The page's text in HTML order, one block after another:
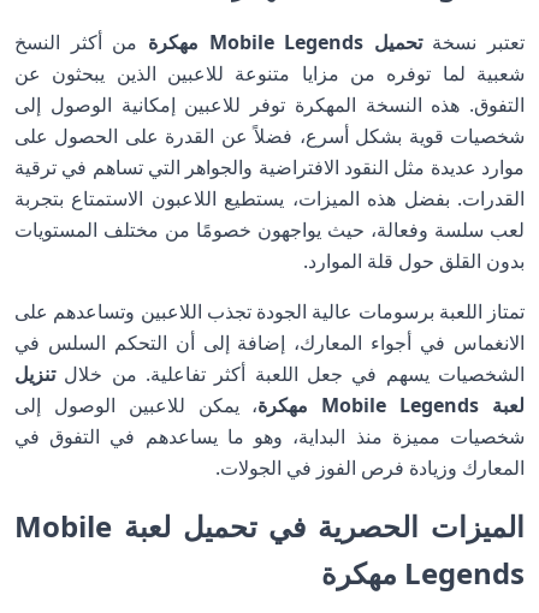
تعتبر نسخةتحميل Mobile Legends مهكرة
من أكثر النسخ
شعبية لما توفره من مزايا متنوعة للاعبين الذين يبحثون عن
التفوق. هذه النسخة المهكرة توفر للاعبين إمكانية الوصول إلى
شخصيات قوية بشكل أسرع، فضلاً عن القدرة على الحصول على
موارد عديدة مثل النقود الافتراضية والجواهر التي تساهم في ترقية
القدرات. بفضل هذه الميزات، يستطيع اللاعبون الاستمتاع بتجربة
لعب سلسة وفعالة، حيث يواجهون خصومًا من مختلف المستويات
بدون القلق حول قلة الموارد.
تمتاز اللعبة برسومات عالية الجودة تجذب اللاعبين وتساعدهم على
الانغماس في أجواء المعارك، إضافة إلى أن التحكم السلس في
الشخصيات يسهم في جعل اللعبة أكثر تفاعلية. من خلالتنزيل
لعبة Mobile Legends مهكرة
، يمكن للاعبين الوصول إلى
شخصيات مميزة منذ البداية، وهو ما يساعدهم في التفوق في
المعارك وزيادة فرص الفوز في الجولات.
الميزات الحصرية في تحميل لعبة Mobile
Legends مهكرة